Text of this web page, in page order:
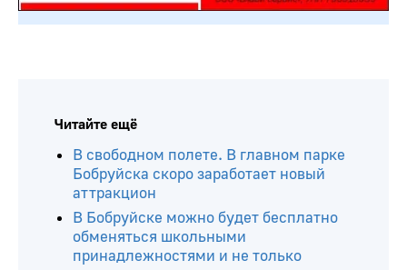
Читайте ещё
В свободном полете. В главном парке
Бобруйска скоро заработает новый
аттракцион
В Бобруйске можно будет бесплатно
обменяться школьными
принадлежностями и не только